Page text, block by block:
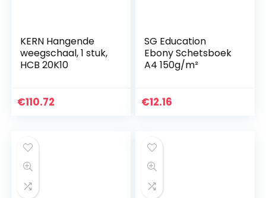
KERN Hangende
weegschaal, 1 stuk,
HCB 20K10
€110.72
SG Education
Ebony Schetsboek
A4 150g/m²
€12.16